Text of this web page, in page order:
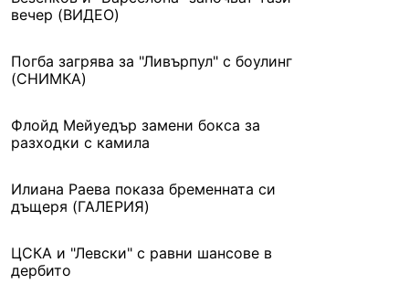
вечер (ВИДЕО)
Погба загрява за "Ливърпул" с боулинг
(СНИМКА)
Флойд Мейуедър замени бокса за
разходки с камила
Илиана Раева показа бременната си
дъщеря (ГАЛЕРИЯ)
ЦСКА и "Левски" с равни шансове в
дербито